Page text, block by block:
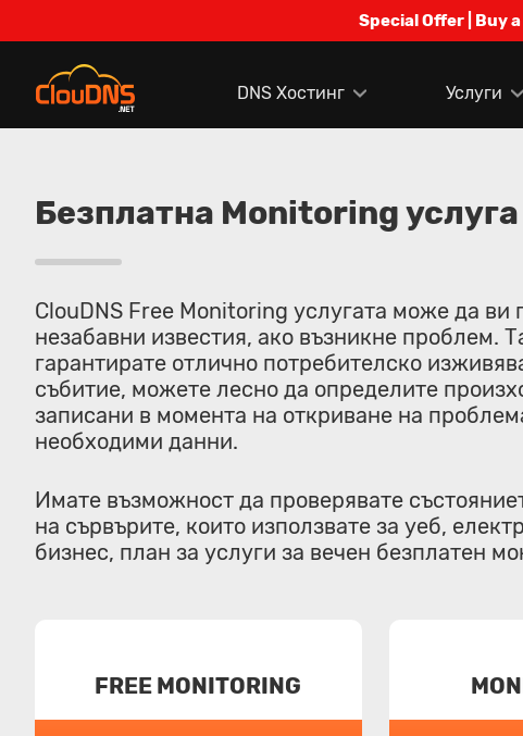
Special Offer | Buy
DNS Хостинг Услуги
Безплатна Monitoring услуга
ClouDNS Free Monitoring услугата може да
незабавни известия, ако възникне проблем.
гарантирате отлично потребителско
събитие, можете лесно да определите
записани в момента на откриване на
необходими данни.
Имате възможност да проверявате
на сървърите, които използвате за уеб,
бизнес, план за услуги за вечен безплатен
FREE MONITORING